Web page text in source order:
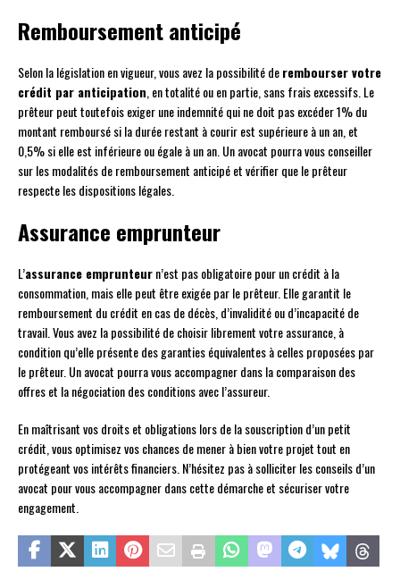
Remboursement anticipé
Selon la législation en vigueur, vous avez la possibilité derembourser votre
crédit par anticipation , en totalité ou en partie, sans frais excessifs. Le
prêteur peut toutefois exiger une indemnité qui ne doit pas excéder 1% du
montant remboursé si la durée restant à courir est supérieure à un an, et
0,5% si elle est inférieure ou égale à un an. Un avocat pourra vous conseiller
sur les modalités de remboursement anticipé et vérifier que le prêteur
respecte les dispositions légales.
Assurance emprunteur
L’assurance emprunteurn’est pas obligatoire pour un crédit à la
consommation, mais elle peut être exigée par le prêteur. Elle garantit le
remboursement du crédit en cas de décès, d’invalidité ou d’incapacité de
travail. Vous avez la possibilité de choisir librement votre assurance, à
condition qu’elle présente des garanties équivalentes à celles proposées par
le prêteur. Un avocat pourra vous accompagner dans la comparaison des
offres et la négociation des conditions avec l’assureur.
En maîtrisant vos droits et obligations lors de la souscription d’un petit
crédit, vous optimisez vos chances de mener à bien votre projet tout en
protégeant vos intérêts financiers. N’hésitez pas à solliciter les conseils d’un
avocat pour vous accompagner dans cette démarche et sécuriser votre
engagement.